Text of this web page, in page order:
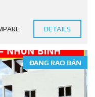
DETAILS
ĐANG RAO BÁN